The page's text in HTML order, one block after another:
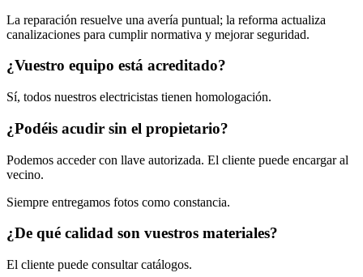
La reparación resuelve una avería puntual; la reforma actualiza
canalizaciones para cumplir normativa y mejorar seguridad.
¿Vuestro equipo está acreditado?
Sí, todos nuestros electricistas tienen homologación.
¿Podéis acudir sin el propietario?
Podemos acceder con llave autorizada. El cliente puede encargar al
vecino.
Siempre entregamos fotos como constancia.
¿De qué calidad son vuestros materiales?
El cliente puede consultar catálogos.